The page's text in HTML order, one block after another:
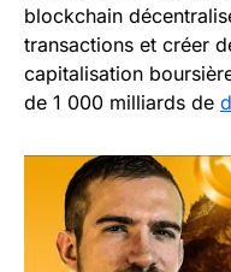
blockchain
transactions et créer
capitalisation
de 1 000 milliards de